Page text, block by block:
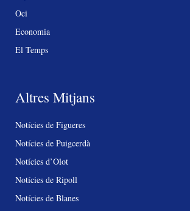
Oci
Economia
El Temps
Altres Mitjans
Notícies de Figueres
Notícies de Puigcerdà
Notícies d’Olot
Notícies de Ripoll
Notícies de Blanes